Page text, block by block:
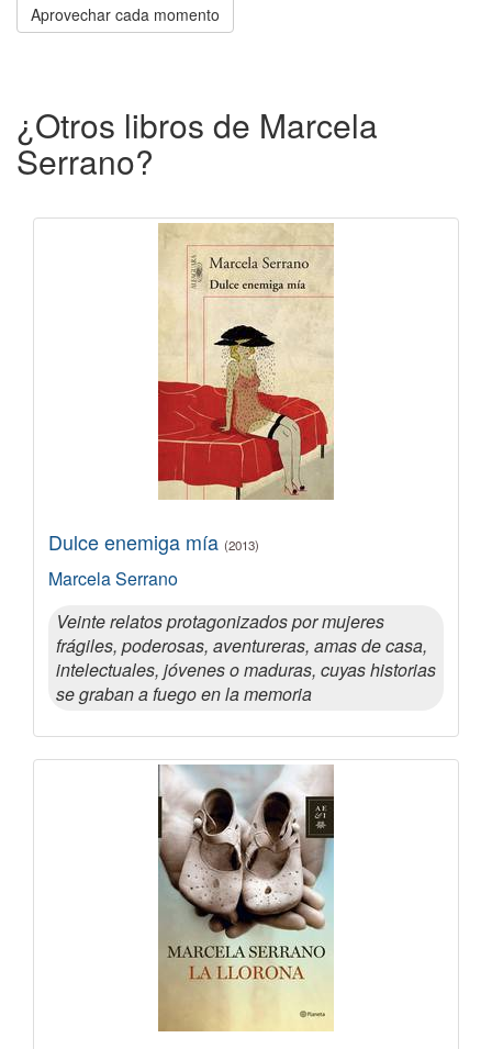
Aprovechar cada momento
¿Otros libros de Marcela
Serrano?
Dulce enemiga mía (2013)
Marcela Serrano
Veinte relatos protagonizados por mujeres
frágiles, poderosas, aventureras, amas de casa,
intelectuales, jóvenes o maduras, cuyas historias
se graban a fuego en la memoria